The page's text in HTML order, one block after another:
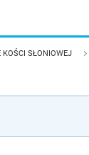
KOŚCI SŁONIOWEJ